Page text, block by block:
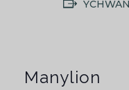
Manylion